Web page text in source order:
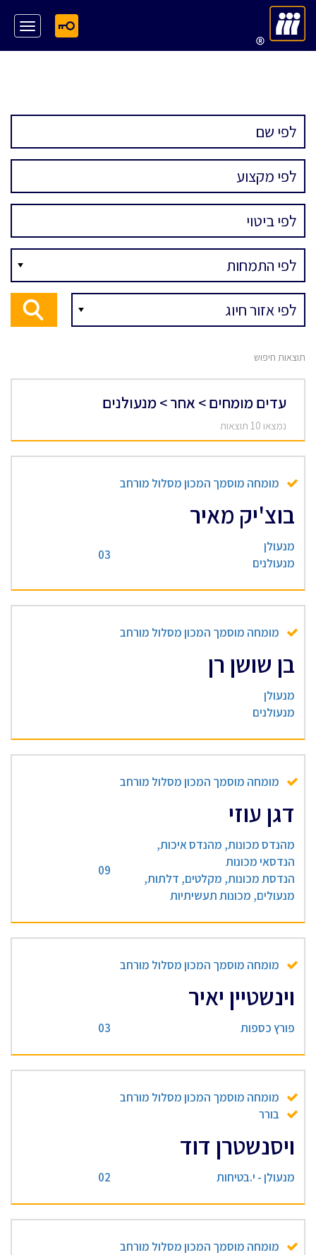
תוצאות חיפוש
עדים מומחים > אחר > מנעולנים
נמצאו 10 תוצאות
מומחה מוסמך המכון מסלול מורחב
בוצ'יק מאיר
מנעולן
מנעולנים
03
מומחה מוסמך המכון מסלול מורחב
בן שושן רן
מנעולן
מנעולנים
מומחה מוסמך המכון מסלול מורחב
דגן עוזי
מהנדס מכונות, מהנדס איכות,
הנדסאי מכונות
הנדסת מכונות, מקלטים, דלתות,
מנעולים, מכונות תעשיתיות
09
מומחה מוסמך המכון מסלול מורחב
וינשטיין יאיר
פורץ כספות 03
מומחה מוסמך המכון מסלול מורחב
בורר
ויסנשטרן דוד
מנעולן - י.בטיחות 02
מומחה מוסמך המכון מסלול מורחב